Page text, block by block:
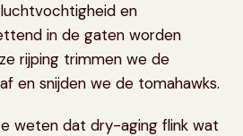
en
in de gaten worden
rijping trimmen we de
en snijden we de tomahawks.
weten dat dry-aging flink wat